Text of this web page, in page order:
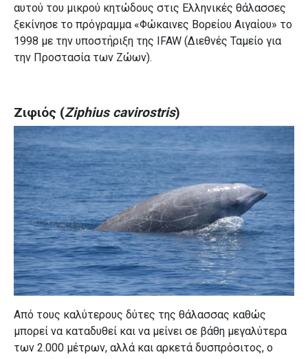
αυτού του μικρού κητώδους στις Eλληνικές θάλασσες
ξεκίνησε το πρόγραμμα «Φώκαινες Βορείου Αιγαίου» το
1998 με την υποστήριξη της IFAW (Διεθνές Ταμείο για
την Προστασία των Ζώων).
Ζιφιός (Ziphius cavirostris)
Από τους καλύτερους δύτες της θάλασσας καθώς
μπορεί να καταδυθεί και να μείνει σε βάθη μεγαλύτερα
των 2.000 μέτρων, αλλά και αρκετά δυσπρόσιτος, ο